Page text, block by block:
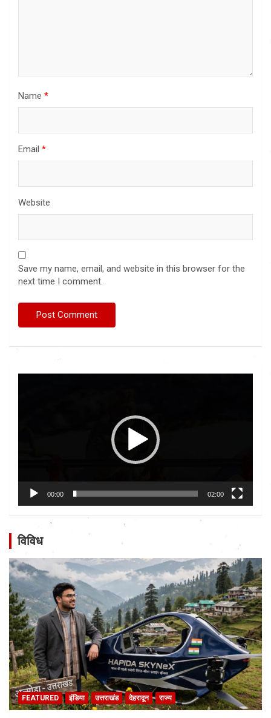
Name *
Email *
Website
Save my name, email, and website in this browser for the
next time I comment.
00:00 02:00
विविध
FEATURED इंडिया उत्तराखंड देहरादून राज्य